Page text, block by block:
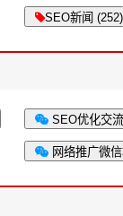
SEO新闻 (252)
SEO优化交
网络推广微